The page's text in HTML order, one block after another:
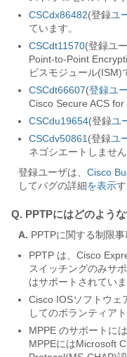
CSCdx86482(登録ユ
ています。
CSCdt11570(登録ユ
Point-to-Point
ビスモジュール(ISM)
CSCdt66607(登録ユ
Cisco Secure ACS for
CSCdu19654(登録ユ
CSCdv50861 (登録ユ
ネゴシエートしません
登録ユーザは、 Cisco
してバグの詳細を表示
Q. PPTPにはどのよう
A. PPTPに関する制限事
PPTP は、Cisco
スイッチングのみサ
はサポートされていま
Cisco IOSソフトウェ
してのボランティア
MPPE のサポートに
MPPEにはMicrosoft